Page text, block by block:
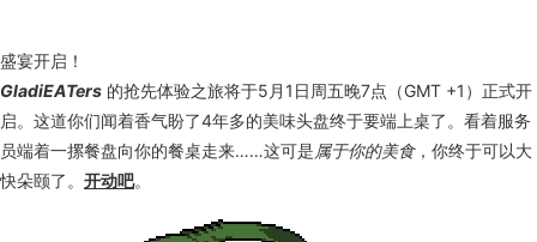
盛宴开启！
GladiEATers 的抢先体验之旅将于5月1日周五晚7点（GMT +1）正式开
启。这道你们闻着香气盼了4年多的美味头盘终于要端上桌了。看着服务
员端着一摞餐盘向你的餐桌走来……这可是属于你的美食，你终于可以大
快朵颐了。 开动吧。